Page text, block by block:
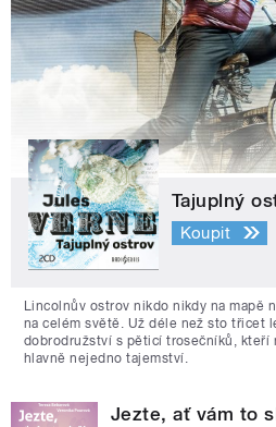
Tajuplný
Koupit
Lincolnův ostrov nikdo nikdy na mapě
na celém světě. Už déle než sto třicet
dobrodružství s pěticí trosečníků, kteří
hlavně nejedno tajemství.
Jezte, ať vám to